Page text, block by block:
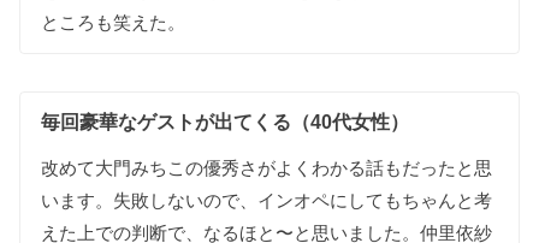
ところも笑えた。
毎回豪華なゲストが出てくる（40代女性）
改めて大門みちこの優秀さがよくわかる話もだったと思
います。失敗しないので、インオペにしてもちゃんと考
えた上での判断で、なるほと〜と思いました。仲里依紗